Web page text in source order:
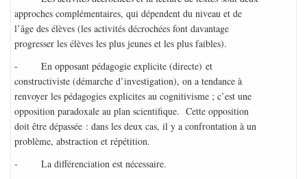
approches complémentaires, qui dépendent du niveau et de
l’âge des élèves (les activités décrochées font davantage
progresser les élèves les plus jeunes et les plus faibles).
- En opposant pédagogie explicite (directe) et
constructiviste (démarche d’investigation), on a tendance à
renvoyer les pédagogies explicites au cognitivisme ; c’est une
opposition paradoxale au plan scientifique. Cette opposition
doit être dépassée : dans les deux cas, il y a confrontation à un
problème, abstraction et répétition.
- La différenciation est nécessaire.